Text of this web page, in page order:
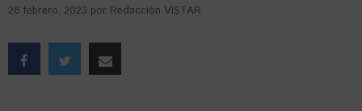
28 febrero, 2023 por Redacción VISTAR